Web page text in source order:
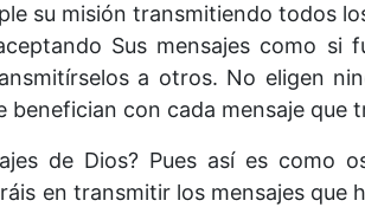
su misión transmitiendo todos
Sus mensajes como si
a otros. No eligen
benefician con cada mensaje que
de Dios? Pues así es como
en transmitir los mensajes